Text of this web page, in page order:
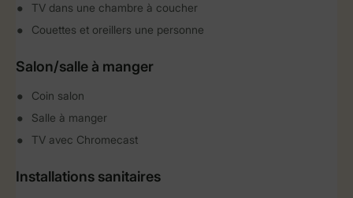
TV dans une chambre à coucher
Couettes et oreillers une personne
Salon/salle à manger
Coin salon
Salle à manger
TV avec Chromecast
Installations sanitaires